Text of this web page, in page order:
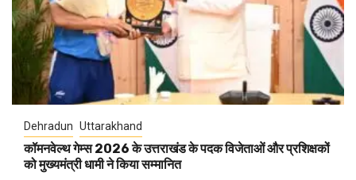
Dehradun Uttarakhand
कॉमनवेल्थ गेम्स 2026 के उत्तराखंड के पदक विजेताओं और प्रशिक्षकों
को मुख्यमंत्री धामी ने किया सम्मानित